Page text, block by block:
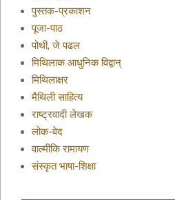
पुस्तक-प्रकाशन
पूजा-पाठ
पोथी, जे पढल
मिथिलाक आधुनिक विद्वान्
मिथिलाक्षर
मैथिली साहित्य
राष्ट्रवादी लेखक
लोक-वेद
वाल्मीकि रामायण
संस्कृत भाषा-शिक्षा